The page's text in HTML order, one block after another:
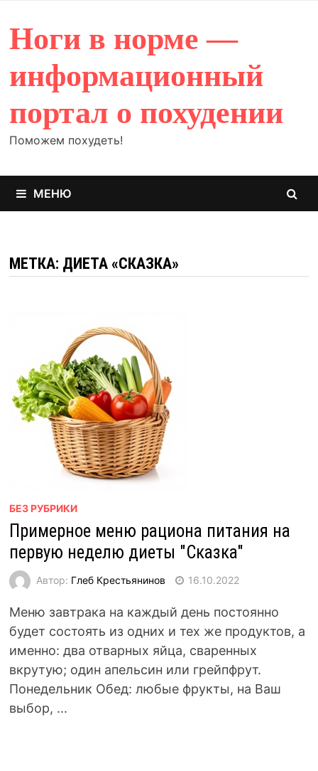
содержимому
Ноги в норме —
информационный
портал о похудении
Поможем похудеть!
МЕНЮ
МЕТКА: ДИЕТА «СКАЗКА»
БЕЗ РУБРИКИ
Примерное меню рациона питания на
первую неделю диеты "Сказка"
Автор: Глеб Крестьянинов 16.10.2022
Меню завтрака на каждый день постоянно
будет состоять из одних и тех же продуктов, а
именно: два отварных яйца, сваренных
вкрутую; один апельсин или грейпфрут.
Понедельник Обед: любые фрукты, на Ваш
выбор, ...